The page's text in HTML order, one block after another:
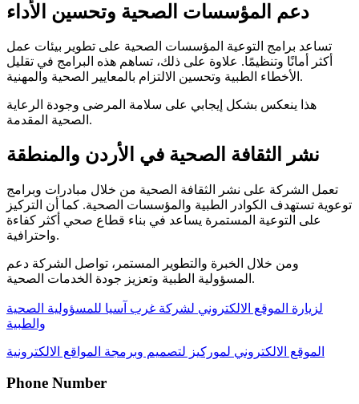
دعم المؤسسات الصحية وتحسين الأداء
تساعد برامج التوعية المؤسسات الصحية على تطوير بيئات عمل
أكثر أمانًا وتنظيمًا. علاوة على ذلك، تساهم هذه البرامج في تقليل
الأخطاء الطبية وتحسين الالتزام بالمعايير الصحية والمهنية.
هذا ينعكس بشكل إيجابي على سلامة المرضى وجودة الرعاية
الصحية المقدمة.
نشر الثقافة الصحية في الأردن والمنطقة
تعمل الشركة على نشر الثقافة الصحية من خلال مبادرات وبرامج
توعوية تستهدف الكوادر الطبية والمؤسسات الصحية. كما أن التركيز
على التوعية المستمرة يساعد في بناء قطاع صحي أكثر كفاءة
واحترافية.
ومن خلال الخبرة والتطوير المستمر، تواصل الشركة دعم
المسؤولية الطبية وتعزيز جودة الخدمات الصحية.
لزيارة الموقع الالكتروني لشركة غرب آسيا للمسؤولية الصحية
والطبية
الموقع الالكتروني لموركيز لتصميم وبرمجة المواقع الالكترونية
Phone Number